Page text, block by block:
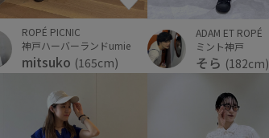
ROPÉ PICNIC
神戸ハーバーランドumie
mitsuko (165cm)
ADAM ET ROPÉ
ミント神戸
そら (182cm)